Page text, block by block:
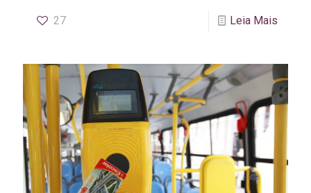
27 Leia Mais